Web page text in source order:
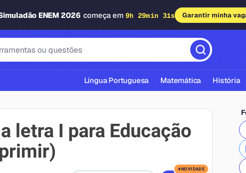
ENEM 2026 começa em 9h 29min 30s Garantir minha
ABNT
Língua Portuguesa Matemática História
letra I para Educação
+NOVIDADE